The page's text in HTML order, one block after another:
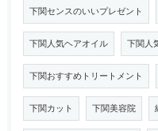
下関センスのいいプレゼント
下関人気ヘアオイル 下関人
下関おすすめトリートメント
下関カット 下関美容院